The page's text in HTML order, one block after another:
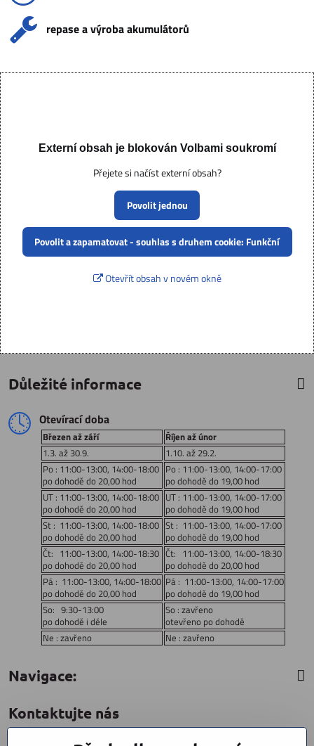
repase a výroba akumulátorů
Externí obsah je blokován Volbami soukromí
Přejete si načíst externí obsah?
Povolit jednou
Povolit a zapamatovat - souhlas s druhem cookie: Funkční
Otevřít obsah v novém okně
Důležité informace
Otevírací doba
Březen až září
Říjen až únor
1.3. až 30.9.
1.10. až 29.2.
Po : 11:00-13:00, 14:00-18:00
po dohodě do 20,00 hod
Po : 11:00-13:00, 14:00-17:00
po dohodě do 19,00 hod
UT : 11:00-13:00, 14:00-18:00
po dohodě do 20,00 hod
UT : 11:00-13:00, 14:00-17:00
po dohodě do 19,00 hod
St : 11:00-13:00, 14:00-18:00
po dohodě do 20,00 hod
St : 11:00-13:00, 14:00-17:00
po dohodě do 19,00 hod
Čt: 11:00-13:00, 14:00-18:30
po dohodě do 20,00 hod
Čt: 11:00-13:00, 14:00-18:30
po dohodě do 20,00 hod
Pá : 11:00-13:00, 14:00-18:00
po dohodě do 20,00 hod
Pá : 11:00-13:00, 14:00-17:00
po dohodě do 19,00 hod
So: 9:30-13:00
po dohodě i déle
So : zavřeno
otevřeno po dohodě
Ne : zavřeno
Ne : zavřeno
Navigace:
Kontaktujte nás